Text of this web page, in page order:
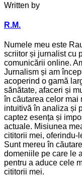
Written by
R.M.
Numele meu este
scriitor și jurnalist cu
comunicării online.
Jurnalism și am
acoperind o gamă
sănătate, afaceri și
în căutarea celor mai
intuitivă în analiza și
captez esența și
actuale. Misiunea
cititorii mei, oferindu-
Sunt mereu în
domeniile pe care le
pentru a aduce cele
cititorii mei.